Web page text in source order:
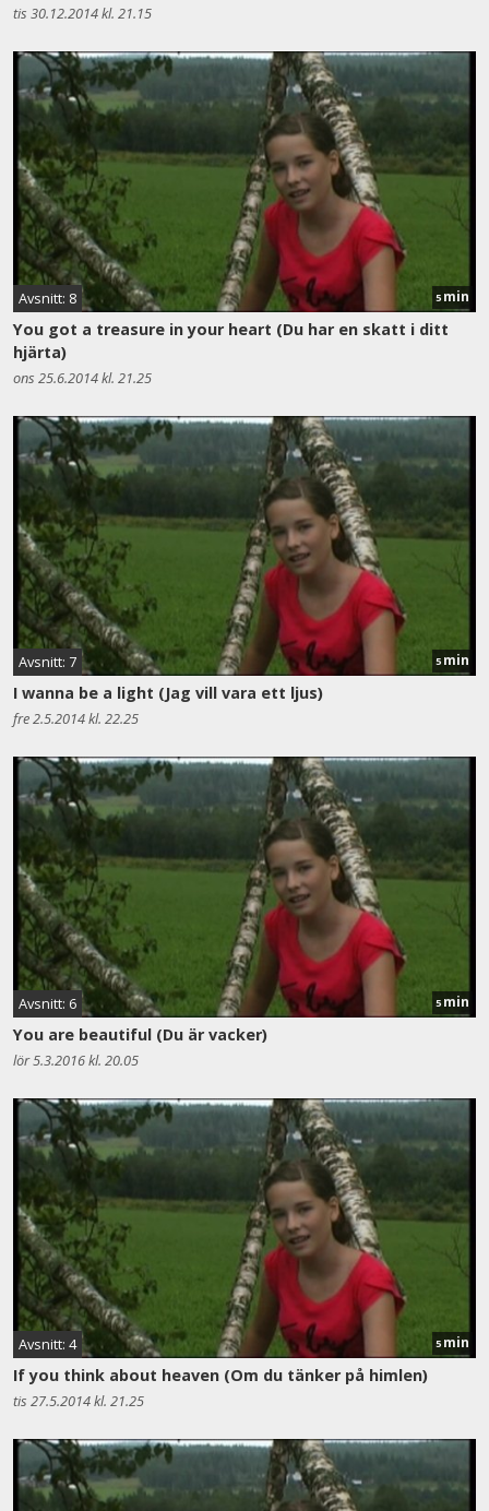
tis 30.12.2014 kl. 21.15
Avsnitt: 8 5 min
You got a treasure in your heart (Du har en skatt i ditt
hjärta)
ons 25.6.2014 kl. 21.25
Avsnitt: 7 5 min
I wanna be a light (Jag vill vara ett ljus)
fre 2.5.2014 kl. 22.25
Avsnitt: 6 5 min
You are beautiful (Du är vacker)
lör 5.3.2016 kl. 20.05
Avsnitt: 4 5 min
If you think about heaven (Om du tänker på himlen)
tis 27.5.2014 kl. 21.25